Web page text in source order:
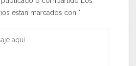
estan marcados con *